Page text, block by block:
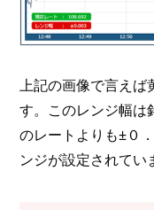
上記の画像で言えば
す。このレンジ幅は
のレートよりも±０
ンジが設定されてい